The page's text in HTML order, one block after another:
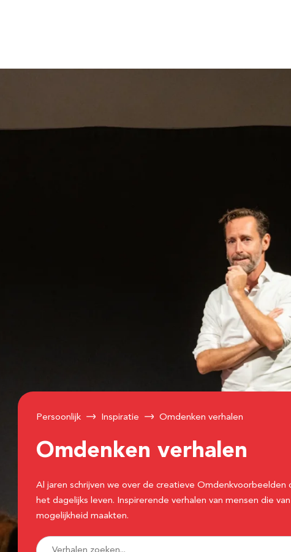
Persoonlijk Inspiratie Omdenken verhalen
Omdenken verhalen
Al jaren schrijven we over de creatieve Omdenkvoorbeelden
het dagelijks leven. Inspirerende verhalen van mensen die
mogelijkheid maakten.